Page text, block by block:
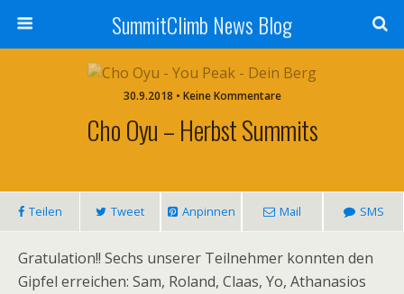
SummitClimb News Blog
30.9.2018 • Keine Kommentare
Cho Oyu – Herbst Summits
Teilen Tweet Anpinnen Mail SMS
Gratulation!! Sechs unserer Teilnehmer konnten den
Gipfel erreichen: Sam, Roland, Claas, Yo, Athanasios